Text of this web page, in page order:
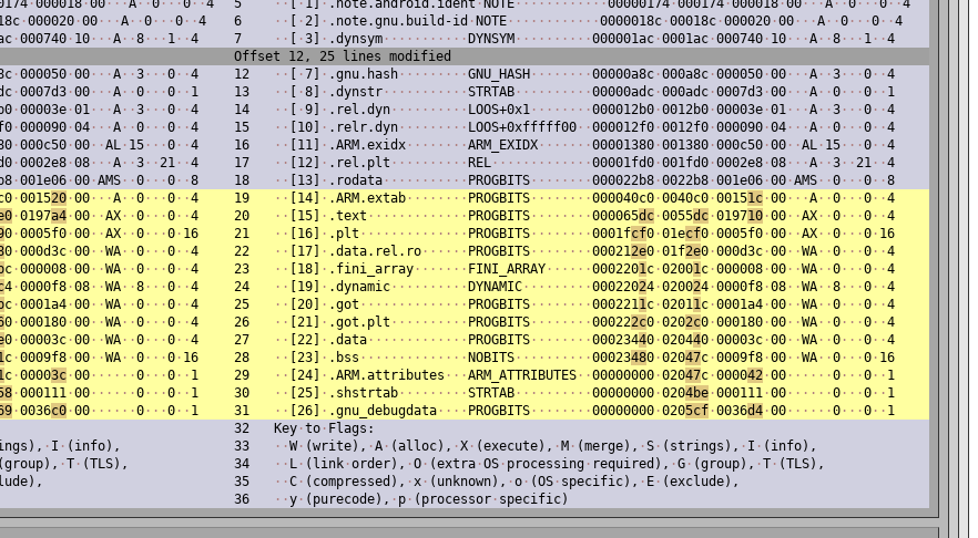
·000018 ·00 · · ·A · ·0 · · ·0 · ·4 5 · · · 1] · .note.android.ident · NOTE · · · · · · · · · · · ·00000174 ·000174 ·000018 ·00 · · ·A · ·0 · · ·0 · ·4
·000020 ·00 · · ·A · ·0 · · ·0 · ·4 6 · · ·2] · .note.gnu.build-id · NOTE · · · · · · · · · · · ·0000018c ·00018c ·000020 ·00 · · ·A · ·0 · · ·0 · ·4
·000740 · 10 · · ·A · ·8 · · · 1 · ·4 7 · · ·3] · .dynsym · · · · · · · · · · · DYNSYM · · · · · · · · · ·000001ac ·0001ac ·000740 · 10 · · ·A · ·8 · · · 1 · ·4
Offset 12, 25 lines modified
·000050 ·00 · · ·A · ·3 · · ·0 · ·4 12 · · ·7] · .gnu.hash · · · · · · · · ·GNU_HASH · · · · · · · ·00000a8c ·000a8c ·000050 ·00 · · ·A · ·3 · · ·0 · ·4
·0007d3 ·00 · · ·A · ·0 · · ·0 · · 1 13 · · ·8] · .dynstr · · · · · · · · · · ·STRTAB · · · · · · · · · ·00000adc ·000adc ·0007d3 ·00 · · ·A · ·0 · · ·0 · · 1
·00003e ·01 · · ·A · ·3 · · ·0 · ·4 14 · · ·9] · .rel.dyn · · · · · · · · · · LOOS+0x1 · · · · · · · ·000012b0 ·0012b0 ·00003e ·01 · · ·A · ·3 · · ·0 · ·4
·000090 ·04 · · ·A · ·0 · · ·0 · ·4 15 · · [10] · .relr.dyn · · · · · · · · · LOOS+0xfffff00 · ·000012f0 ·0012f0 ·000090 ·04 · · ·A · ·0 · · ·0 · ·4
·000c50 ·00 · ·AL · 15 · · ·0 · ·4 16 · · [11] · .ARM.exidx · · · · · · · ·ARM_EXIDX · · · · · · ·00001380 ·001380 ·000c50 ·00 · ·AL · 15 · · ·0 · ·4
·0002e8 ·08 · · ·A · ·3 · ·21 · ·4 17 · · [12] · .rel.plt · · · · · · · · · · REL · · · · · · · · · · · · ·00001fd0 ·001fd0 ·0002e8 ·08 · · ·A · ·3 · ·21 · ·4
·001e06 ·00 ·AMS · ·0 · · ·0 · ·8 18 · · [13] · .rodata · · · · · · · · · · · PROGBITS · · · · · · · ·000022b8 ·0022b8 ·001e06 ·00 ·AMS · ·0 · · ·0 · ·8
·001520 ·00 · · ·A · ·0 · · ·0 · ·4 19 · · [14] · .ARM.extab · · · · · · · · PROGBITS · · · · · · · ·000040c0 ·0040c0 ·00151c ·00 · · ·A · ·0 · · ·0 · ·4
·0197a4 ·00 · ·AX · ·0 · · ·0 · ·4 20 · · [15] · .text · · · · · · · · · · · · · PROGBITS · · · · · · · ·000065dc ·0055dc ·019710 ·00 · ·AX · ·0 · · ·0 · ·4
0 ·0005f0 ·00 · ·AX · ·0 · · ·0 · 16 21 · · [16] · .plt · · · · · · · · · · · · · · PROGBITS · · · · · · · ·0001fcf0 ·01ecf0 ·0005f0 ·00 · ·AX · ·0 · · ·0 · 16
0 ·000d3c ·00 · ·WA · ·0 · · ·0 · ·4 22 · · [17] · .data.rel.ro · · · · · · PROGBITS · · · · · · · ·000212e0 ·01f2e0 ·000d3c ·00 · ·WA · ·0 · · ·0 · ·4
bc ·000008 ·00 · ·WA · ·0 · · ·0 · ·4 23 · · [18] · .fini_array · · · · · · · FINI_ARRAY · · · · · ·0002201c ·02001c ·000008 ·00 · ·WA · ·0 · · ·0 · ·4
4 ·0000f8 ·08 · ·WA · ·8 · · ·0 · ·4 24 · · [19] · .dynamic · · · · · · · · · · DYNAMIC · · · · · · · · ·00022024 ·020024 ·0000f8 ·08 · ·WA · ·8 · · ·0 · ·4
bc ·0001a4 ·00 · ·WA · ·0 · · ·0 · ·4 25 · · [20] · .got · · · · · · · · · · · · · · PROGBITS · · · · · · · ·0002211c ·02011c ·0001a4 ·00 · ·WA · ·0 · · ·0 · ·4
0 ·000180 ·00 · ·WA · ·0 · · ·0 · ·4 26 · · [21] · .got.plt · · · · · · · · · · PROGBITS · · · · · · · ·000222c0 ·0202c0 ·000180 ·00 · ·WA · ·0 · · ·0 · ·4
0 ·00003c ·00 · ·WA · ·0 · · ·0 · ·4 27 · · [22] · .data · · · · · · · · · · · · · PROGBITS · · · · · · · ·00023440 ·020440 ·00003c ·00 · ·WA · ·0 · · ·0 · ·4
c ·0009f8 ·00 · ·WA · ·0 · · ·0 · 16 28 · · [23] · .bss · · · · · · · · · · · · · · NOBITS · · · · · · · · · ·00023480 ·02047c ·0009f8 ·00 · ·WA · ·0 · · ·0 · 16
c ·00003c ·00 · · · · · ·0 · · ·0 · · 1 29 · · [24] · .ARM.attributes · · ·ARM_ATTRIBUTES · ·00000000 ·02047c ·000042 ·00 · · · · · ·0 · · ·0 · · 1
·000111 ·00 · · · · · ·0 · · ·0 · · 1 30 · · [25] · .shstrtab · · · · · · · · ·STRTAB · · · · · · · · · ·00000000 ·0204be ·000111 ·00 · · · · · ·0 · · ·0 · · 1
·0036c0 ·00 · · · · · ·0 · · ·0 · · 1 31 · · [26] · .gnu_debugdata · · · · PROGBITS · · · · · · · ·00000000 ·0205cf ·0036d4 ·00 · · · · · ·0 · · ·0 · · 1
32 Key ·to · Flags:
· I · (info), 33 · ·W· (write), ·A · (alloc), ·X · (execute), · M · (merge), ·S · (strings), · I · (info),
(group), ·T · (TLS), 34 · · L · (link ·order), ·O · (extra ·OS · processing · required), ·G · (group), ·T · (TLS),
35 · ·C · (compressed), ·x · (unknown), ·o · (OS · specific), · E · (exclude),
36 · ·y · (purecode), · p · (processor · specific)